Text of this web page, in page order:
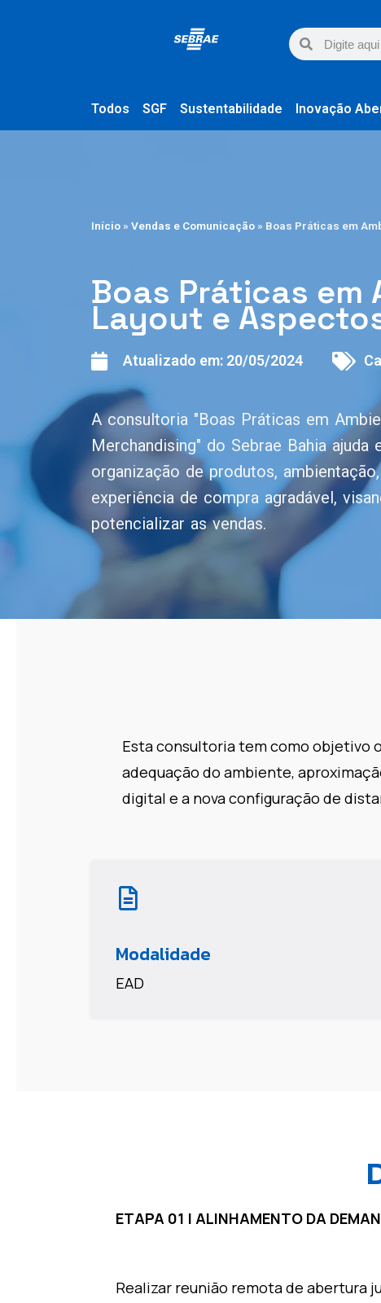
Todos SGF Sustentabilidade Inovação
Início » Vendas e Comunicação » Boas Práticas em
Boas Práticas em
Layout e
Atualizado em: 20/05/2024
A consultoria "Boas Práticas em
Merchandising" do Sebrae Bahia
organização de produtos,
experiência de compra agradável,
potencializar as vendas.
Esta consultoria tem como objetivo
adequação do ambiente,
digital e a nova configuração de
Modalidade
EAD
ETAPA 01 | ALINHAMENTO DA
Realizar reunião remota de abertura